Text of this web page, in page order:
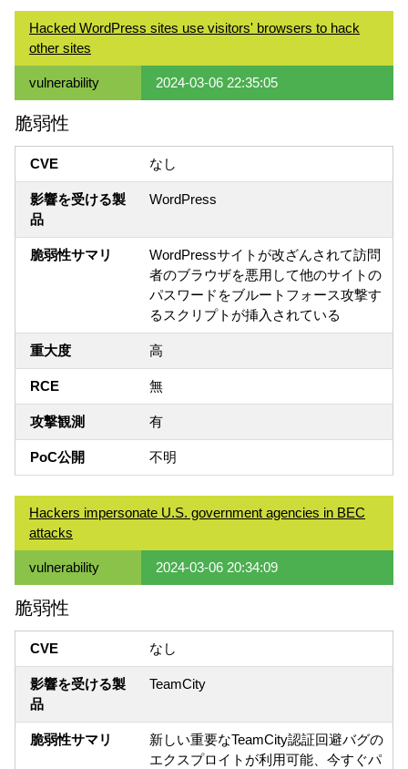
Hacked WordPress sites use visitors' browsers to hack
other sites
vulnerability 2024-03-06 22:35:05
脆弱性
CVE なし
影響を受ける製
品
WordPress
脆弱性サマリ
WordPressサイトが改ざんされて訪問
者のブラウザを悪用して他のサイトの
パスワードをブルートフォース攻撃す
るスクリプトが挿入されている
重大度 高
RCE 無
攻撃観測 有
PoC公開 不明
Hackers impersonate U.S. government agencies in BEC
attacks
vulnerability 2024-03-06 20:34:09
脆弱性
CVE なし
影響を受ける製
品
TeamCity
脆弱性サマリ
新しい重要なTeamCity認証回避バグの
エクスプロイトが利用可能、今すぐパ